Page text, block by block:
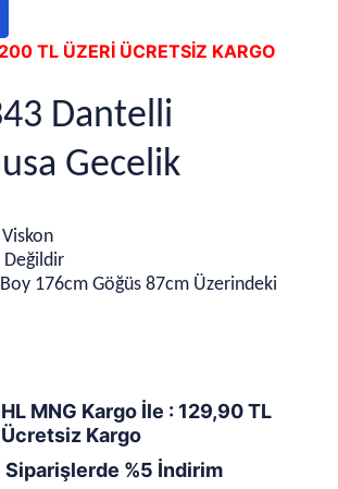
TL ÜZERİ ÜCRETSİZ KARGO
Dantelli
Gecelik
Değildir
176cm Göğüs 87cm Üzerindeki
MNG Kargo İle : 129,90 TL
Kargo
Siparişlerde %5 İndirim